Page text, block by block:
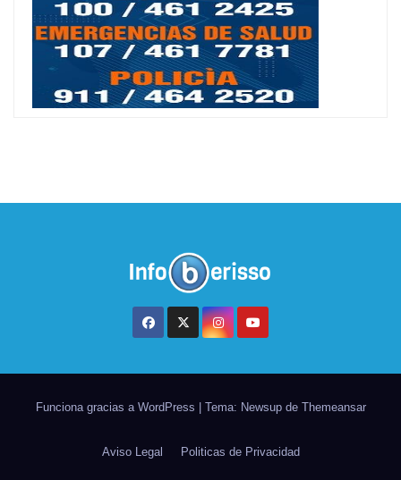
Funciona gracias a WordPress Tema: Newsup de Themeansar
Aviso Legal Politicas de Privacidad